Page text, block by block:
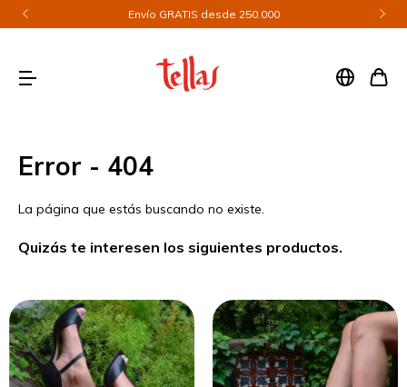
Envío GRATIS desde 250.000
Error - 404
La página que estás buscando no existe.
Quizás te interesen los siguientes productos.